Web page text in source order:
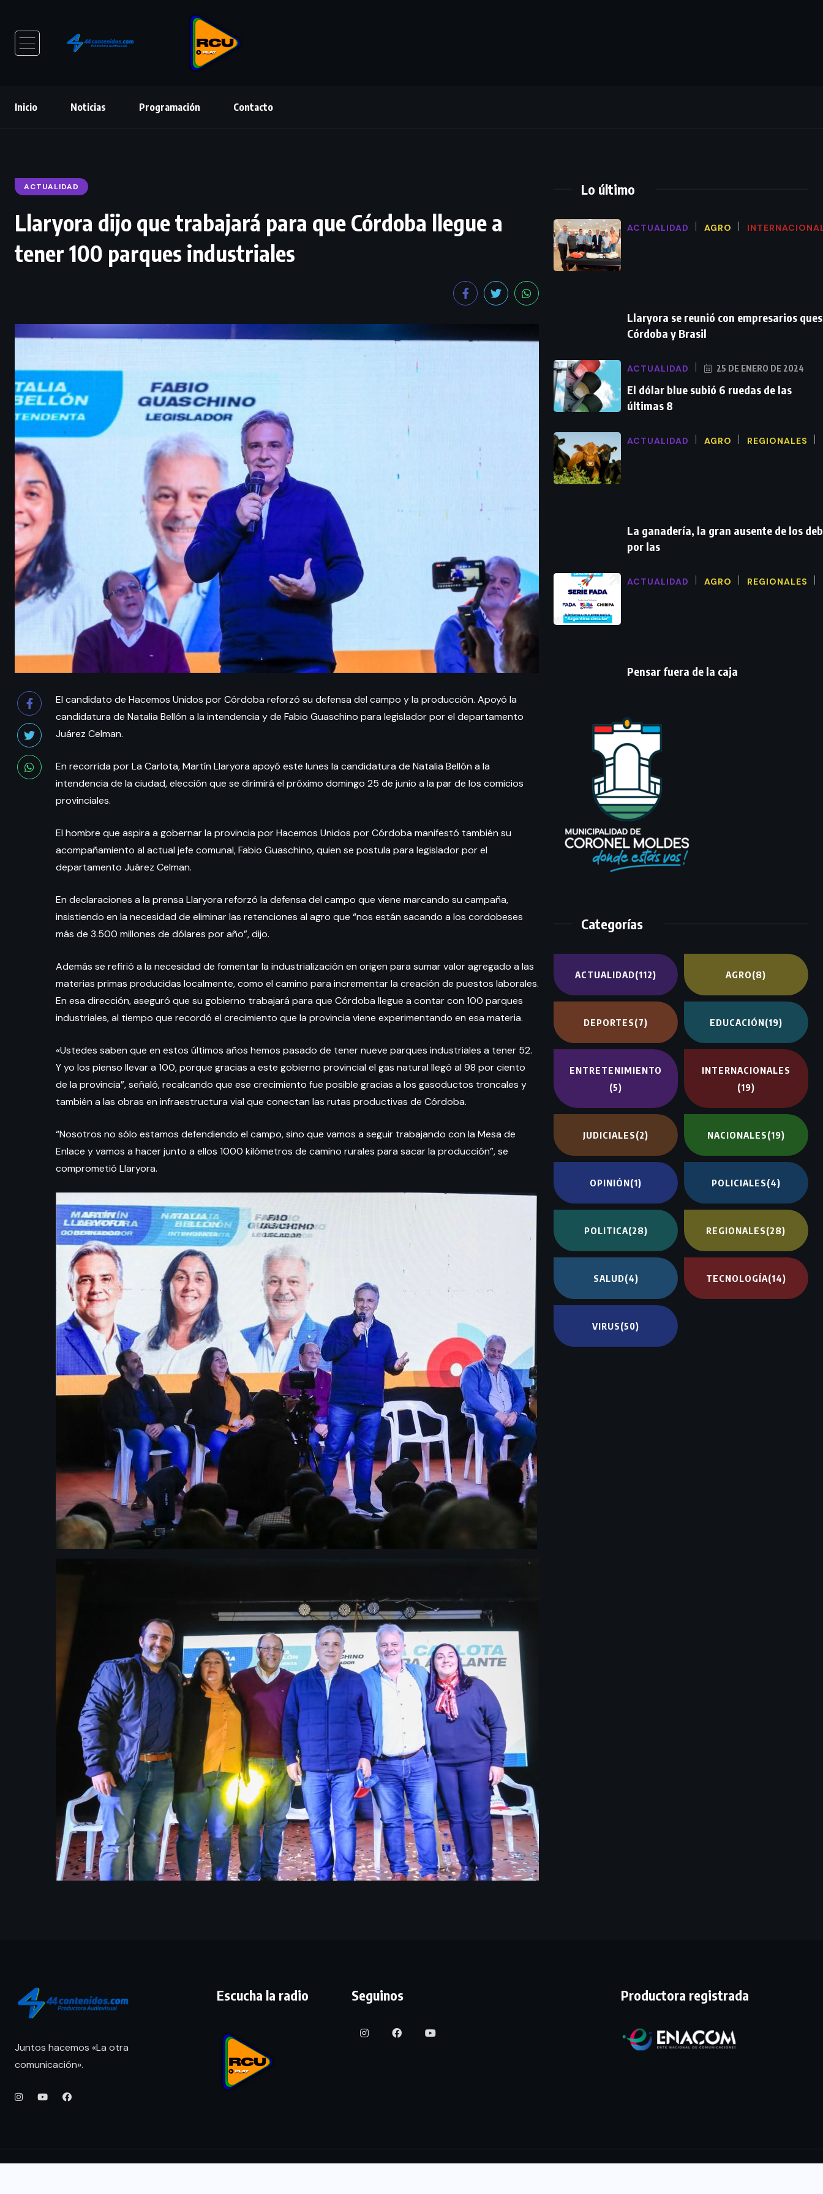
Inicio Noticias Programación Contacto
ACTUALIDAD
Llaryora dijo que trabajará para que Córdoba llegue a
tener 100 parques industriales
El candidato de Hacemos Unidos por Córdoba reforzó su defensa del campo y la producción. Apoyó la
candidatura de Natalia Bellón a la intendencia y de Fabio Guaschino para legislador por el departamento
Juárez Celman.
En recorrida por La Carlota, Martín Llaryora apoyó este lunes la candidatura de Natalia Bellón a la
intendencia de la ciudad, elección que se dirimirá el próximo domingo 25 de junio a la par de los comicios
provinciales.
El hombre que aspira a gobernar la provincia por Hacemos Unidos por Córdoba manifestó también su
acompañamiento al actual jefe comunal, Fabio Guaschino, quien se postula para legislador por el
departamento Juárez Celman.
En declaraciones a la prensa Llaryora reforzó la defensa del campo que viene marcando su campaña,
insistiendo en la necesidad de eliminar las retenciones al agro que “nos están sacando a los cordobeses
más de 3.500 millones de dólares por año”, dijo.
Además se refirió a la necesidad de fomentar la industrialización en origen para sumar valor agregado a las
materias primas producidas localmente, como el camino para incrementar la creación de puestos laborales.
En esa dirección, aseguró que su gobierno trabajará para que Córdoba llegue a contar con 100 parques
industriales, al tiempo que recordó el crecimiento que la provincia viene experimentando en esa materia.
«Ustedes saben que en estos últimos años hemos pasado de tener nueve parques industriales a tener 52.
Y yo los pienso llevar a 100, porque gracias a este gobierno provincial el gas natural llegó al 98 por ciento
de la provincia”, señaló, recalcando que ese crecimiento fue posible gracias a los gasoductos troncales y
también a las obras en infraestructura vial que conectan las rutas productivas de Córdoba.
“Nosotros no sólo estamos defendiendo el campo, sino que vamos a seguir trabajando con la Mesa de
Enlace y vamos a hacer junto a ellos 1000 kilómetros de camino rurales para sacar la producción”, se
comprometió Llaryora.
Lo último
ACTUALIDAD AGRO
Llaryora se reunió con empresarios
Córdoba y Brasil
ACTUALIDAD 25 DE ENERO DE 2024
El dólar blue subió 6 ruedas de las
últimas 8
ACTUALIDAD AGRO REGIONALES
La ganadería, la gran ausente de los
por las
ACTUALIDAD AGRO REGIONALES
Pensar fuera de la caja
Categorías
ACTUALIDAD(112) AGRO(8)
DEPORTES(7) EDUCACIÓN(19)
ENTRETENIMIENTO
(5)
INTERNACIONALES
(19)
JUDICIALES(2) NACIONALES(19)
OPINIÓN(1) POLICIALES(4)
POLITICA(28) REGIONALES(28)
SALUD(4) TECNOLOGÍA(14)
VIRUS(50)
Juntos hacemos «La otra
comunicación».
Escucha la radio Seguinos Productora registrada